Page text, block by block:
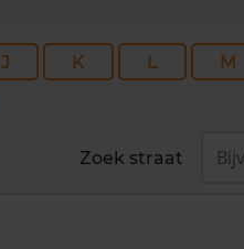
J K L M
Zoek straat